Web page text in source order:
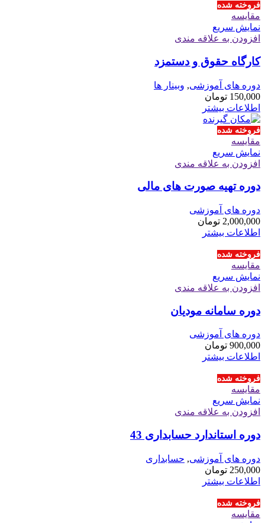
فروخته شده
مقايسه
نمایش سریع
افزودن به علاقه مندی
کارگاه حقوق و دستمزد
دوره های آموزشی, وبینار ها
150,000 تومان
اطلاعات بیشتر
فروخته شده
مقايسه
نمایش سریع
افزودن به علاقه مندی
دوره تهیه صورت های مالی
دوره های آموزشی
2,000,000 تومان
اطلاعات بیشتر
فروخته شده
مقايسه
نمایش سریع
افزودن به علاقه مندی
دوره سامانه مودیان
دوره های آموزشی
900,000 تومان
اطلاعات بیشتر
فروخته شده
مقايسه
نمایش سریع
افزودن به علاقه مندی
دوره استاندارد حسابداری 43
دوره های آموزشی, حسابداری
250,000 تومان
اطلاعات بیشتر
فروخته شده
مقايسه